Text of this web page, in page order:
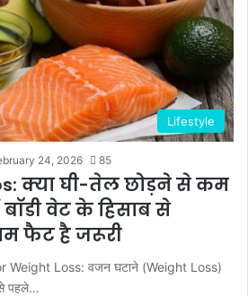
Lifestyle
24, 2026 85
क्या घी-तेल छोड़ने से कम
वेट के हिसाब से
फैट है जरूरी
Weight Loss: वजन घटाने (Weight Loss)
पहले…